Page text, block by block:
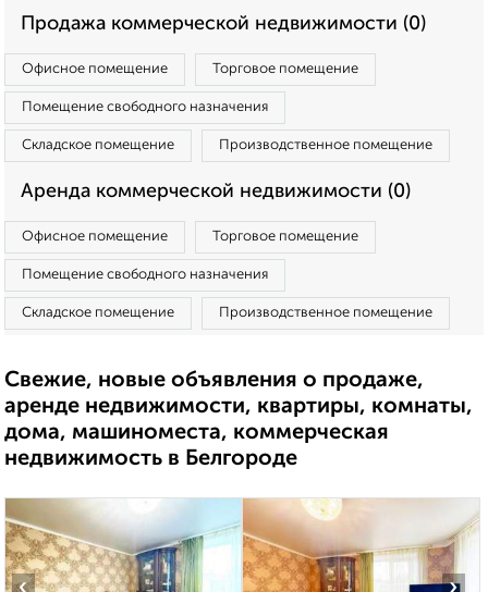
Продажа коммерческой недвижимости (0)
Офисное помещение Торговое помещение
Помещение свободного назначения
Складское помещение Производственное помещение
Аренда коммерческой недвижимости (0)
Офисное помещение Торговое помещение
Помещение свободного назначения
Складское помещение Производственное помещение
Свежие, новые объявления о продаже,
аренде недвижимости, квартиры, комнаты,
дома, машиноместа, коммерческая
недвижимость в Белгороде